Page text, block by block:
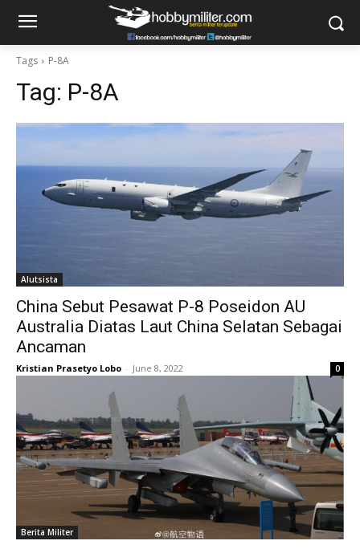
Tags P-8A
Tag: P-8A
Alutsista
China Sebut Pesawat P-8 Poseidon AU
Australia Diatas Laut China Selatan Sebagai
Ancaman
Kristian Prasetyo Lobo - June 8, 2022 0
Berita Militer